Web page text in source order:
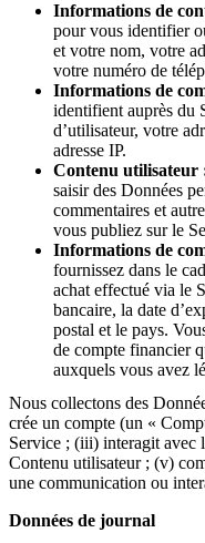
Informations de
pour vous identifier
et votre nom, votre
votre numéro de
Informations de
identifient auprès du
d’utilisateur, votre
adresse IP.
Contenu utilisateur
saisir des Données
commentaires et
vous publiez sur le
Informations de
fournissez dans le
achat effectué via le
bancaire, la date
postal et le pays.
de compte financier
auxquels vous avez
Nous collectons des
crée un compte (un «
Service ; (iii) interagit avec
Contenu utilisateur ; (v)
une communication ou
Données de journal